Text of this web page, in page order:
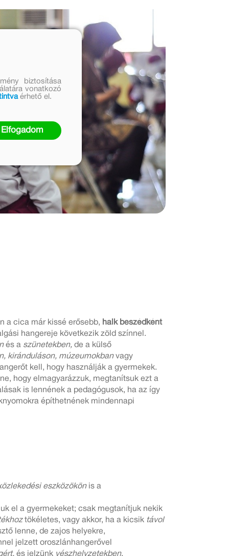
a cica már kissé erősebb, halk beszédként
hangereje következik zöld színnel.
és a szünetekben,de a külső
kiránduláson, múzeumokbanvagy
kell, hogy használják a gyermekek.
hogy elmagyarázzuk, megtanítsuk ezt a
is lennének a pedagógusok, ha az így
építhetnének mindennapi
eszközökönis a
el a gyermekeket; csak megtanítjuk nekik
tökéletes, vagy akkor, ha a kicsik távol
lenne, de zajos helyekre,
jelzett oroszlánhangerővel
és jelzünk vészhelyzetekben.
biztosítása
vonatkozó
érhető el.
Elfogadom